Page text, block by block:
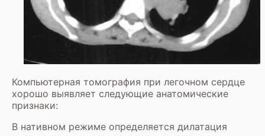
Компьютерная томография при легочном сердце
хорошо выявляет следующие анатомические
признаки:
В нативном режиме определяется дилатация